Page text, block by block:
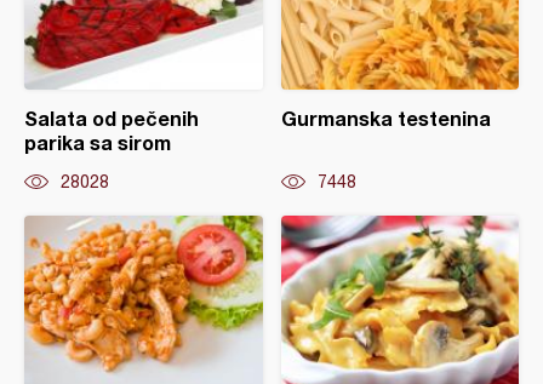
Salata od pečenih
parika sa sirom
28028
Gurmanska testenina
7448